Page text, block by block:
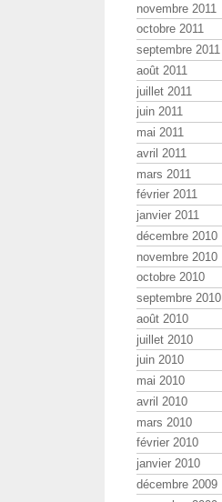
novembre 2011
octobre 2011
septembre 2011
août 2011
juillet 2011
juin 2011
mai 2011
avril 2011
mars 2011
février 2011
janvier 2011
décembre 2010
novembre 2010
octobre 2010
septembre 2010
août 2010
juillet 2010
juin 2010
mai 2010
avril 2010
mars 2010
février 2010
janvier 2010
décembre 2009